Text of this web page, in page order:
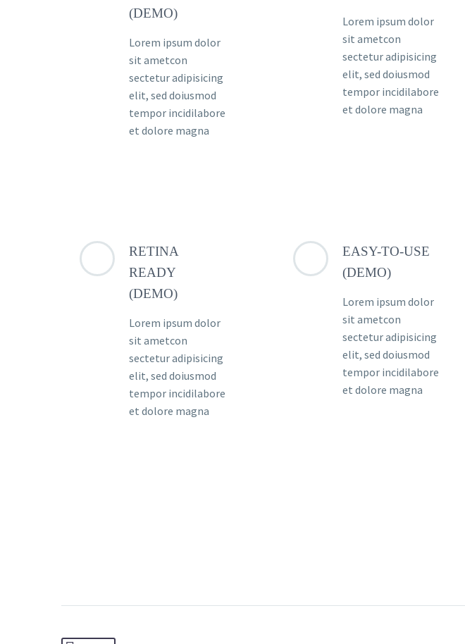
(DEMO)
Lorem ipsum dolor
sit ametcon
sectetur adipisicing
elit, sed doiusmod
tempor incidilabore
et dolore magna
Lorem ipsum dolor
sit ametcon
sectetur adipisicing
elit, sed doiusmod
tempor incidilabore
et dolore magna
RETINA
READY
(DEMO)
Lorem ipsum dolor
sit ametcon
sectetur adipisicing
elit, sed doiusmod
tempor incidilabore
et dolore magna
EASY-TO-USE
(DEMO)
Lorem ipsum dolor
sit ametcon
sectetur adipisicing
elit, sed doiusmod
tempor incidilabore
et dolore magna